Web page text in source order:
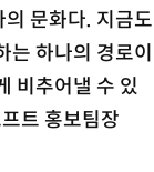
문화다. 지금도
하나의 경로이
비추어낼 수 있
트 홍보팀장